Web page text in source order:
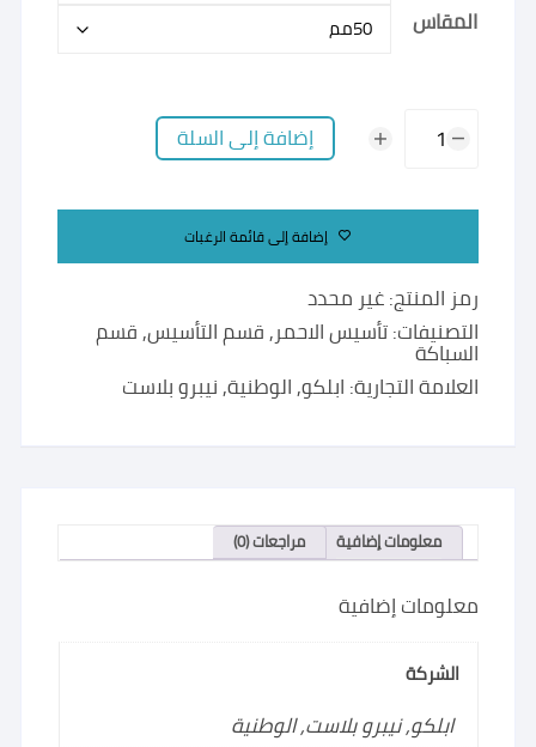
المقاس
كمية
جلبة
احمر
إضافة إلى السلة
إضافة إلى قائمة الرغبات
رمز المنتج:غير محدد
التصنيفات:تأسيس الاحمر,قسم التأسيس,قسم
السباكة
العلامة التجارية:ابلكو,الوطنية,نيبرو بلاست
معلومات إضافية مراجعات (0)
معلومات إضافية
الشركة
ابلكو, نيبرو بلاست, الوطنية